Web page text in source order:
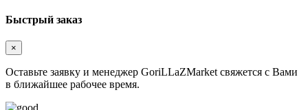
Быстрый заказ
×
Оставьте заявку и менеджер GoriLLaZMarket свяжется с Вами
в ближайшее рабочее время.